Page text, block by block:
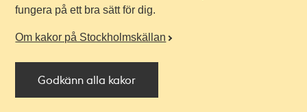
fungera på ett bra sätt för dig.
Om kakor på Stockholmskällan
Godkänn alla kakor